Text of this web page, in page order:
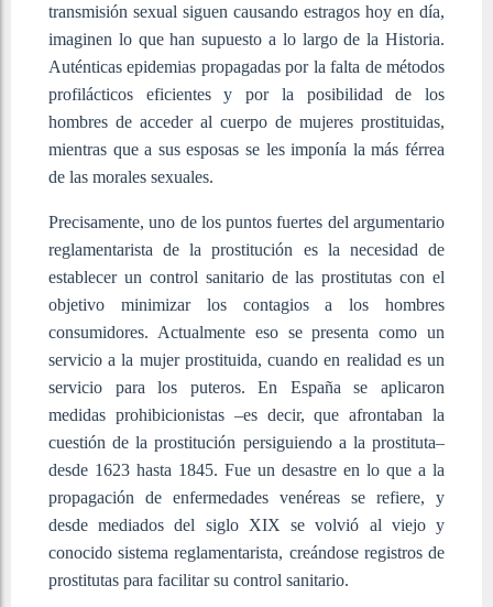
transmisión sexual siguen causando estragos hoy en día,
imaginen lo que han supuesto a lo largo de la Historia.
Auténticas epidemias propagadas por la falta de métodos
profilácticos eficientes y por la posibilidad de los
hombres de acceder al cuerpo de mujeres prostituidas,
mientras que a sus esposas se les imponía la más férrea
de las morales sexuales.
Precisamente, uno de los puntos fuertes del argumentario
reglamentarista de la prostitución es la necesidad de
establecer un control sanitario de las prostitutas con el
objetivo minimizar los contagios a los hombres
consumidores. Actualmente eso se presenta como un
servicio a la mujer prostituida, cuando en realidad es un
servicio para los puteros. En España se aplicaron
medidas prohibicionistas –es decir, que afrontaban la
cuestión de la prostitución persiguiendo a la prostituta–
desde 1623 hasta 1845. Fue un desastre en lo que a la
propagación de enfermedades venéreas se refiere, y
desde mediados del siglo XIX se volvió al viejo y
conocido sistema reglamentarista, creándose registros de
prostitutas para facilitar su control sanitario.